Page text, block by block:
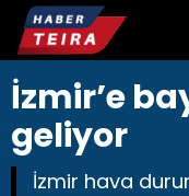
İzmir’e
geliyor
İzmir hava